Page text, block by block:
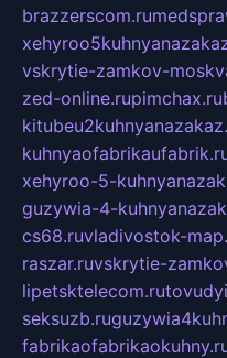
brazzerscom.ru
vskrytie-zamkov-
zed-online.rupimchax.ru
xehyroo-5-
guzywia-4-
cs68.ruvladivostok-
raszar.ruvskrytie-
lipetsktelecom.ru
seksuzb.ru